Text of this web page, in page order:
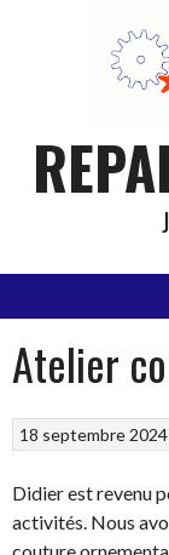
Atelier
18 septembre 2024
Didier est revenu
activités. Nous